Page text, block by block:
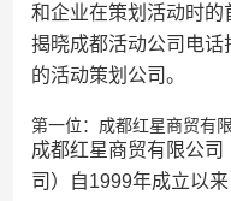
和企业在策划活动时的
揭晓成都活动公司电话
的活动策划公司。
第一位：成都红星商贸有
成都红星商贸有限公
司）自1999年成立以